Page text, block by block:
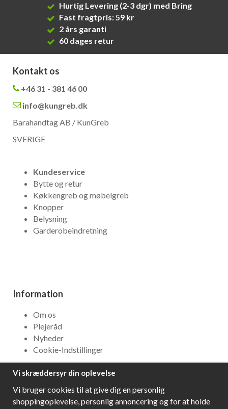
Hurtig Levering (2-3 dgr) med Bring
Fast fragtpris: 59 kr
2 års garanti
60 dages retur
Kontakt os
+46 31 - 381 46 00
info@kungreb.dk
Barahandtag AB / KunGreb
SVERIGE
Kundeservice
Bytte og retur
Køkkengreb og møbelgreb
Knopper
Belysning
Garderobeindretning
Information
Om os
Plejeråd
Nyheder
Cookie-Indstillinger
NYHEDSBREV
Få bedste tilbud og\r spændende nye produkter!
Vi skræddersyr din oplevelse
Vi bruger cookies til at give dig en personlig
shoppingoplevelse, personlig annoncering og for at holde